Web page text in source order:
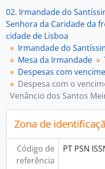
[Documento
[Documento
[Documento
[Documento
[Documento
[Documento
[Documento
[Documento
[Documento
[Unidade de
02. Irmandade do
Senhora da Caridade da
cidade de Lisboa
Irmandade do
Mesa da Irmandade
Despesas com
Despesa com o
Venâncio dos Santos
Zona de
Código de
referência
PT PSN